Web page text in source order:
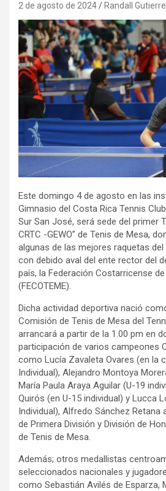
2 de agosto de 2024 Randall
Este domingo 4 de agosto en las
Gimnasio del Costa Rica Tennis
Sur San José, será sede del primer
CRTC -GEWO” de Tenis de Mesa,
algunas de las mejores raquetas
con debido aval del ente rector del
país, la Federación Costarricense
(FECOTEME).
Dicha actividad deportiva nació
Comisión de Tenis de Mesa del
arrancará a partir de la 1.00 pm en
participación de varios campeones
como Lucía Zavaleta Ovares (en la
Individual), Alejandro Montoya
María Paula Araya Aguilar (U-19
Quirós (en U-15 individual) y Lucca
Individual), Alfredo Sánchez Retana
de Primera División y División de
de Tenis de Mesa.
Además; otros medallistas
seleccionados nacionales y
como Sebastián Avilés de Esparza,